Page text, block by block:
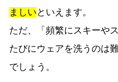
ましい といえます。
ただ、「頻繁にスキーや
たびにウェアを洗うのは
でしょう。